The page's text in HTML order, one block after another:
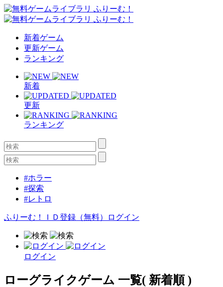
新着ゲーム
更新ゲーム
ランキング
新着
更新
ランキング
#ホラー
#探索
#レトロ
ふりーむ！ＩＤ登録（無料） ログイン
ログイン
ローグライクゲーム 一覧( 新着順 )